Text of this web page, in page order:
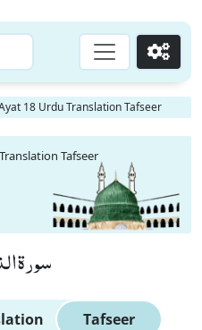
Go
18 Urdu Translation Tafseer
Tafseer
سورة
Tafseer